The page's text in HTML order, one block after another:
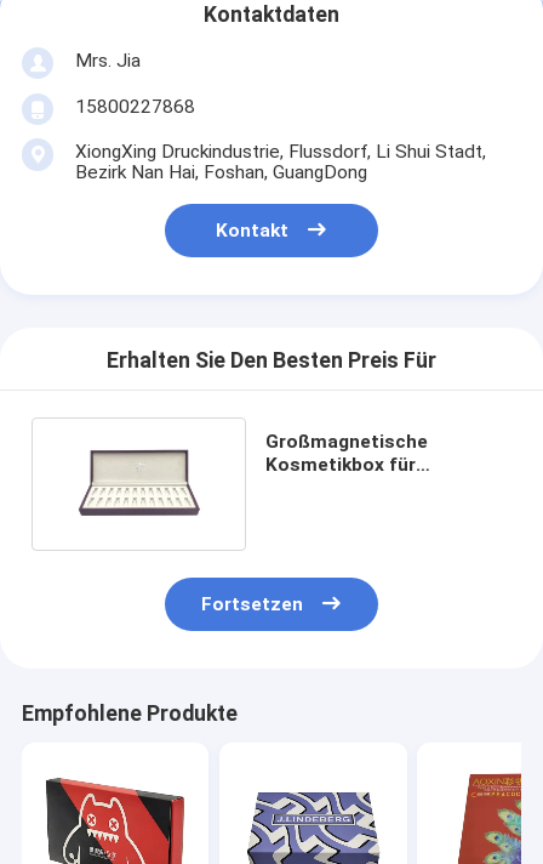
Kontaktdaten
Mrs. Jia
15800227868
XiongXing Druckindustrie, Flussdorf, Li Shui Stadt,
Bezirk Nan Hai, Foshan, GuangDong
Kontakt
Erhalten Sie Den Besten Preis Für
Großmagnetische
Kosmetikbox für
Fortsetzen
Empfohlene Produkte